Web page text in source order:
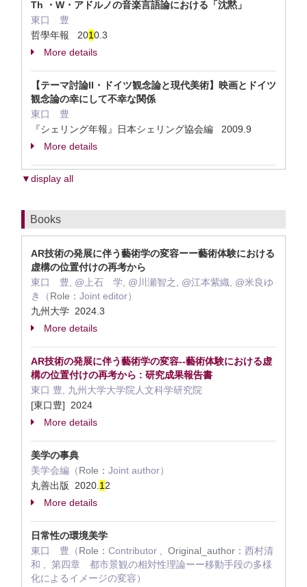
Th ・W・アドルノの音楽言語論における「沈黙」
東口 豊
哲學年報 2010.3
More details
【テーマ討論II・ドイツ観念論と現代美術】映画とドイツ
観念論の幸にして不幸な関係
東口 豊
『シェリング年報』日本シェリング協会編 2009.9
More details
▼display all
Books
AR技術の発展に伴う藝術学の変容ーー藝術体験における
虚構の位置付けの再考から
東口 豊, @上石 学, @川瀬智之, @江本紫織, @米良ゆ
き（Role： Joint editor）
九州大学 2024.3
More details
AR技術の発展に伴う藝術学の変容--藝術体験における虚
構の位置付けの再考から : 研究成果報告書
東口 豊, 九州大学大学院人文科学研究院
[東口豊] 2024
More details
美学の事典
美学会編（Role： Joint author）
丸善出版 2020. 1 2
More details
日常性の環境美学
東口 豊（Role： Contributor , Original_author： 西村清
和 , 第四章 都市景観の相対性理論ーー移動手段の多様
化によるイメージの変容）